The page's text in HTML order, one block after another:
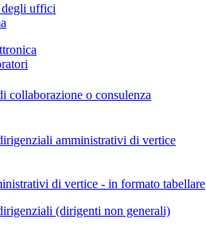
uffici
collaborazione o consulenza
amministrativi di vertice
di vertice - in formato tabellare
(dirigenti non generali)